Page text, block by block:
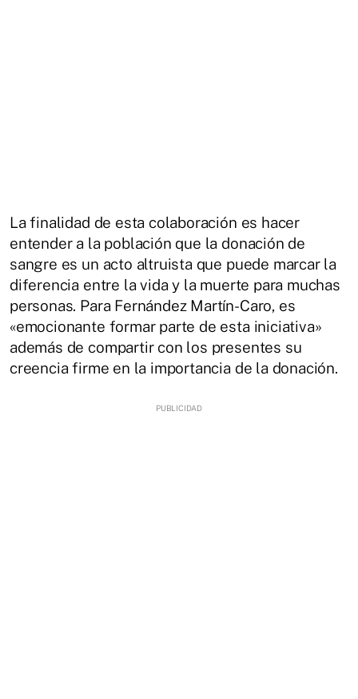
La finalidad de esta colaboración es hacer
entender a la población que la donación de
sangre es un acto altruista que puede marcar la
diferencia entre la vida y la muerte para muchas
personas. Para Fernández Martín-Caro, es
«emocionante formar parte de esta iniciativa»
además de compartir con los presentes su
creencia firme en la importancia de la donación.